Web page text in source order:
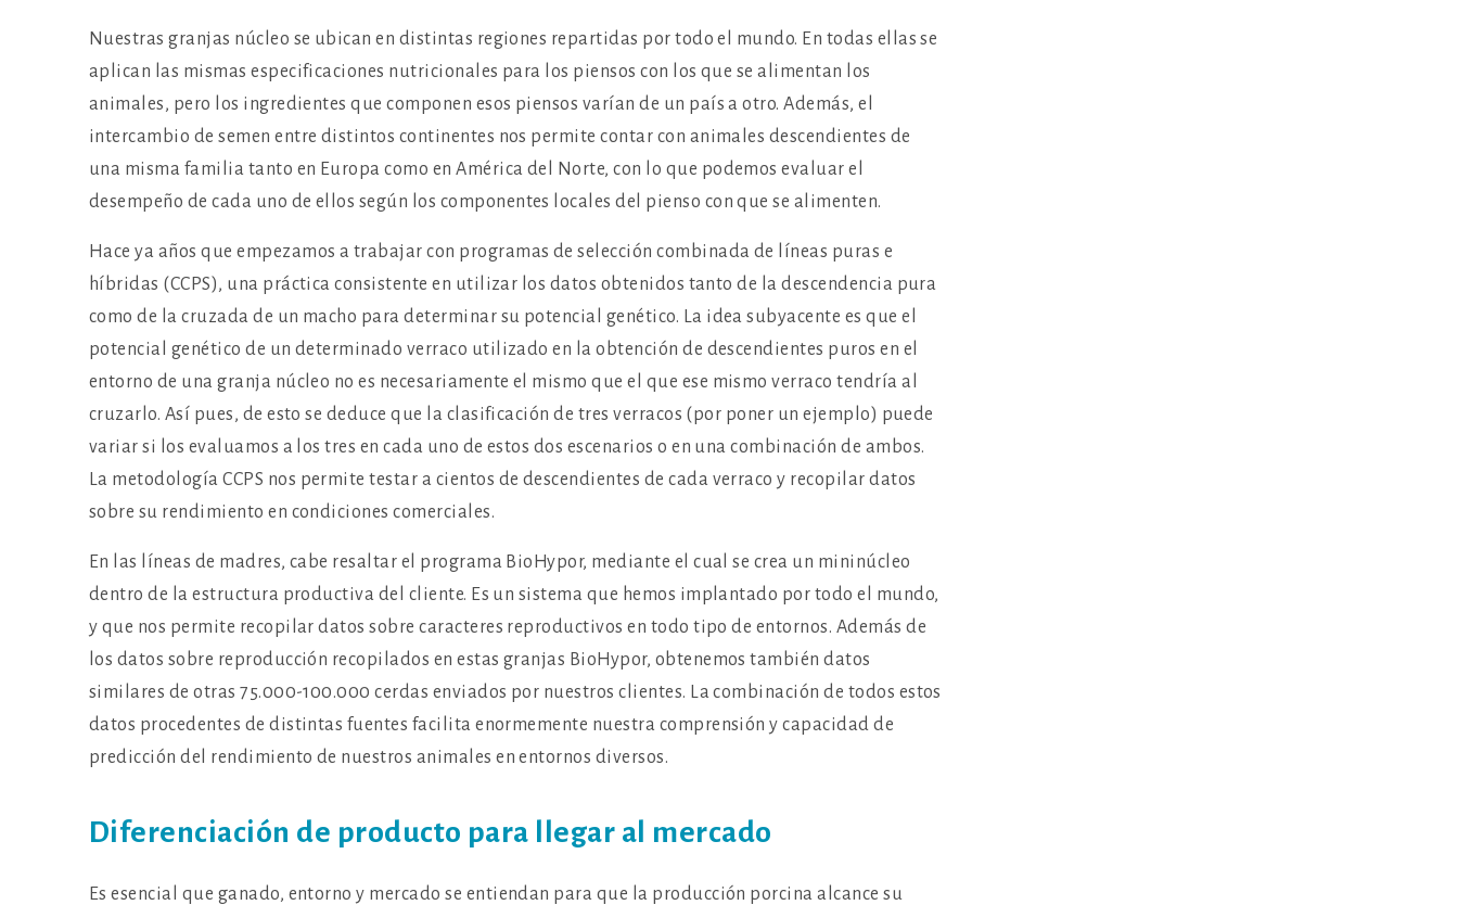
Nuestras granjas núcleo se ubican en distintas regiones repartidas por todo el mundo. En todas ellas se
aplican las mismas especificaciones nutricionales para los piensos con los que se alimentan los
animales, pero los ingredientes que componen esos piensos varían de un país a otro. Además, el
intercambio de semen entre distintos continentes nos permite contar con animales descendientes de
una misma familia tanto en Europa como en América del Norte, con lo que podemos evaluar el
desempeño de cada uno de ellos según los componentes locales del pienso con que se alimenten.
Hace ya años que empezamos a trabajar con programas de selección combinada de líneas puras e
híbridas (CCPS), una práctica consistente en utilizar los datos obtenidos tanto de la descendencia pura
como de la cruzada de un macho para determinar su potencial genético. La idea subyacente es que el
potencial genético de un determinado verraco utilizado en la obtención de descendientes puros en el
entorno de una granja núcleo no es necesariamente el mismo que el que ese mismo verraco tendría al
cruzarlo. Así pues, de esto se deduce que la clasificación de tres verracos (por poner un ejemplo) puede
variar si los evaluamos a los tres en cada uno de estos dos escenarios o en una combinación de ambos.
La metodología CCPS nos permite testar a cientos de descendientes de cada verraco y recopilar datos
sobre su rendimiento en condiciones comerciales.
En las líneas de madres, cabe resaltar el programa BioHypor, mediante el cual se crea un mininúcleo
dentro de la estructura productiva del cliente. Es un sistema que hemos implantado por todo el mundo,
y que nos permite recopilar datos sobre caracteres reproductivos en todo tipo de entornos. Además de
los datos sobre reproducción recopilados en estas granjas BioHypor, obtenemos también datos
similares de otras 75.000-100.000 cerdas enviados por nuestros clientes. La combinación de todos estos
datos procedentes de distintas fuentes facilita enormemente nuestra comprensión y capacidad de
predicción del rendimiento de nuestros animales en entornos diversos.
Diferenciación de producto para llegar al mercado
Es esencial que ganado, entorno y mercado se entiendan para que la producción porcina alcance su